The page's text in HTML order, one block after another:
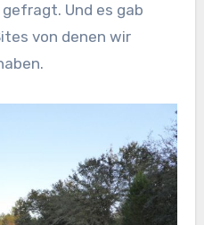
Und es gab
von denen wir